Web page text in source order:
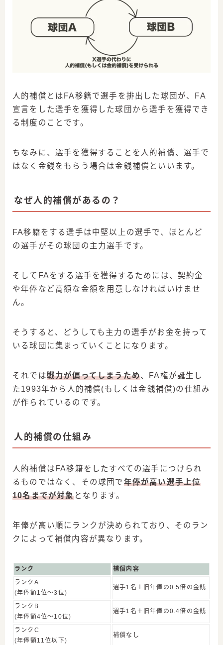
人的補償とはFA移籍で選手を排出した球団が、FA
宣言をした選手を獲得した球団から選手を獲得でき
る制度のことです。
ちなみに、選手を獲得することを人的補償、選手で
はなく金銭をもらう場合は金銭補償といいます。
なぜ人的補償があるの？
FA移籍をする選手は中堅以上の選手で、ほとんど
の選手がその球団の主力選手です。
そしてFAをする選手を獲得するためには、契約金
や年俸など高額な金額を用意しなければいけませ
ん。
そうすると、どうしても主力の選手がお金を持って
いる球団に集まっていくことになります。
それでは戦力が偏ってしまうため、FA権が誕生し
た1993年から人的補償(もしくは金銭補償)の仕組み
が作られているのです。
人的補償の仕組み
人的補償はFA移籍をしたすべての選手につけられ
るものではなく、その球団で 年俸が高い選手上位
10名までが対象となります。
年俸が高い順にランクが決められており、そのラン
クによって補償内容が異なります。
ランク
補償内容
ランクA
(年俸額1位〜3位)
選手1名＋旧年俸の0.5倍の金銭
ランクB
(年俸額4位〜10位)
選手1名＋旧年俸の0.4倍の金銭
ランクC
(年俸額11位以下)
補償なし